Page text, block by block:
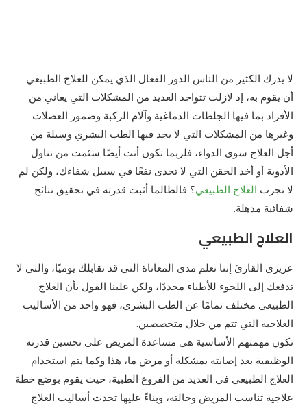
لا يدرك الكثير من الناس الدور الفعال الذي يمكن للعلاج الطبيعي
أن يقوم به، إذ لازلت تتواجد العديد من المشكلات التي يعاني من
الأفراد بما فيها الجلطات الدماغية وآلام الركبة وضمور العضلات
وغيرها من المشكلات التي لا يجد فيها الطب البشري وسيلة من
أجل العلاج سوى الدواء، فلربما تكون أنت أيضًا سئمت من تناول
الأدوية أو أخذ الحقن التي لا تجدى نفعًا في سبيل شفاءك، ولكن لم
لا تجرب العلاج الطبيعي؟ فالطالما أثبت قدرته في تحقيق نتائج
شفائية مذهلة.
العلاج الطبيعي
عزيزي القارئ إننا نعلم مدى المعاناة التي قد تقابلك يوميًا، والتي لا
تدفعك إلى اللجوء للأطباء مجددًا، ولكن علينا القول بأن العلاج
الطبيعي مختلف تمامًا عن الطب البشري، فهو واحد من الأساليب
العلاجية التي تتم من خلال متخصصين.
تكون مهمتهم الأساسية هي مساعدة المريض على تحسين قدرته
الوظيفية بعد إصابته بمشكلة أو مرض ما، هذا وكما يتم استخدام
العلاج الطبيعي في العديد من الفروع الطبية، حيث يقوم بوضع خطة
علاجية تناسب المريض وحالته، وبناءً عليها تحدث أساليب العلاج